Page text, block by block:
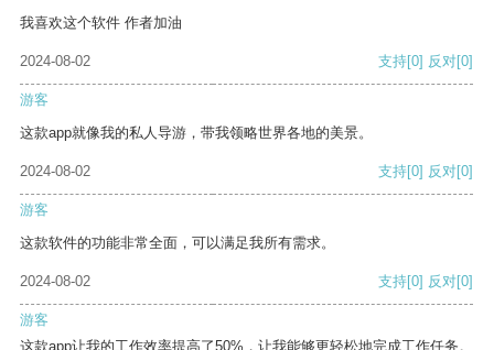
我喜欢这个软件 作者加油
2024-08-02 支持[0] 反对[0]
游客
这款app就像我的私人导游，带我领略世界各地的美景。
2024-08-02 支持[0] 反对[0]
游客
这款软件的功能非常全面，可以满足我所有需求。
2024-08-02 支持[0] 反对[0]
游客
这款app让我的工作效率提高了50%，让我能够更轻松地完成工作任务。